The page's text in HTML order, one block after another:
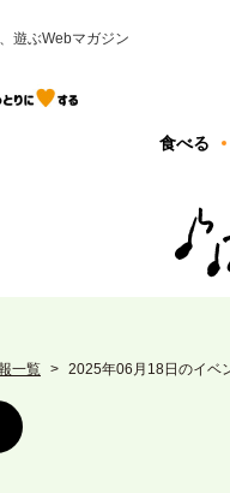
遊ぶWebマガジン
食べる
一覧 2025年06月18日のイベ